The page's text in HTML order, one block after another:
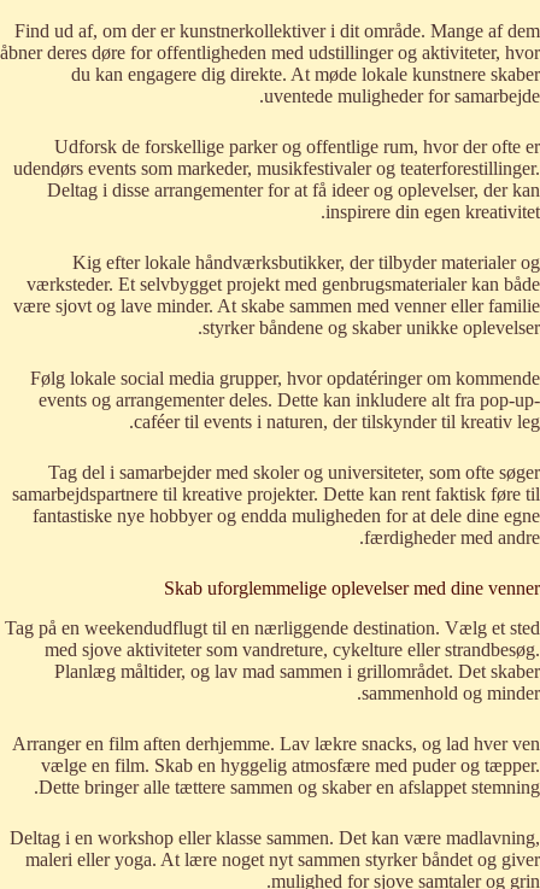
Find ud af, om der er kunstnerkollektiver i dit område. Mange af dem
åbner deres døre for offentligheden med udstillinger og aktiviteter, hvor
du kan engagere dig direkte. At møde lokale kunstnere skaber
uventede muligheder for samarbejde.
Udforsk de forskellige parker og offentlige rum, hvor der ofte er
udendørs events som markeder, musikfestivaler og teaterforestillinger.
Deltag i disse arrangementer for at få ideer og oplevelser, der kan
inspirere din egen kreativitet.
Kig efter lokale håndværksbutikker, der tilbyder materialer og
værksteder. Et selvbygget projekt med genbrugsmaterialer kan både
være sjovt og lave minder. At skabe sammen med venner eller familie
styrker båndene og skaber unikke oplevelser.
Følg lokale social media grupper, hvor opdatéringer om kommende
events og arrangementer deles. Dette kan inkludere alt fra pop-up-
caféer til events i naturen, der tilskynder til kreativ leg.
Tag del i samarbejder med skoler og universiteter, som ofte søger
samarbejdspartnere til kreative projekter. Dette kan rent faktisk føre til
fantastiske nye hobbyer og endda muligheden for at dele dine egne
færdigheder med andre.
Skab uforglemmelige oplevelser med dine venner
Tag på en weekendudflugt til en nærliggende destination. Vælg et sted
med sjove aktiviteter som vandreture, cykelture eller strandbesøg.
Planlæg måltider, og lav mad sammen i grillområdet. Det skaber
sammenhold og minder.
Arranger en film aften derhjemme. Lav lækre snacks, og lad hver ven
vælge en film. Skab en hyggelig atmosfære med puder og tæpper.
Dette bringer alle tættere sammen og skaber en afslappet stemning.
Deltag i en workshop eller klasse sammen. Det kan være madlavning,
maleri eller yoga. At lære noget nyt sammen styrker båndet og giver
mulighed for sjove samtaler og grin.